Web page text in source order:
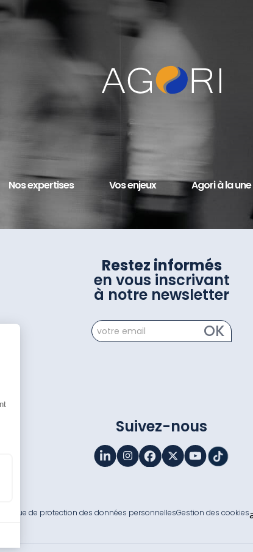
Nos expertises Vos enjeux Agori à la une
Restez informés
en vous inscrivant
à notre newsletter
newsletter
OK
Suivez-nous
Politique de protection des données personnellesGestion des cookies